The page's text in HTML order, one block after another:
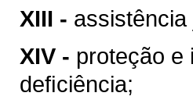
XIII -
XIV - proteção e
deﬁciência;